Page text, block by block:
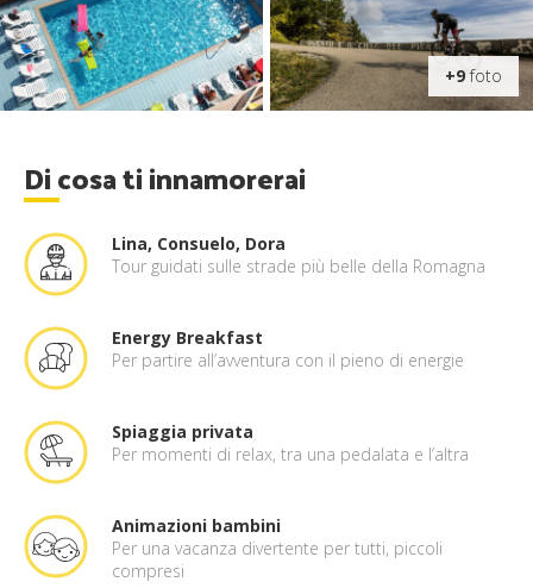
+9foto
Di cosa ti innamorerai
Lina, Consuelo, Dora
Tour guidati sulle strade più belle della Romagna
Energy Breakfast
Per partire all’avventura con il pieno di energie
Spiaggia privata
Per momenti di relax, tra una pedalata e l’altra
Animazioni bambini
Per una vacanza divertente per tutti, piccoli
compresi